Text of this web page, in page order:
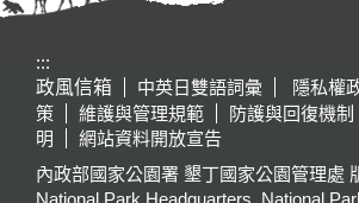
:::
政風信箱
中英日雙語詞彙 隱私權
策
維護與管理規範 防護與回復機制
明
網站資料開放宣告
內政部國家公園署 墾丁國家公園管理處
National Park Headquarters, National